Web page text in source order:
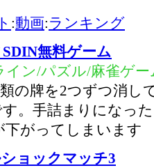
:動画:ランキング
SDIN無料ゲーム
イン/パズル/麻雀ゲー
の牌を2つずつ消し
。手詰まりになっ
がってしまいます
ョックマッチ3